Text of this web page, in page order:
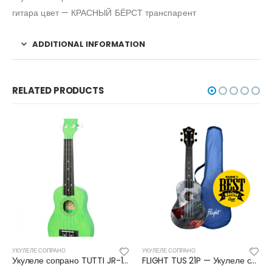
гитара цвет — КРАСНЫЙ БЁРСТ транспарент
ADDITIONAL INFORMATION
RELATED PRODUCTS
УКУЛЕЛЕ СОПРАНО
Укулеле сопрано TUTTI JR-10 MLH МАЛАХИТОВЫЙ
УКУЛЕЛЕ СОПРАНО
FLIGHT TUS 21P — Укулеле сопрано Флайт